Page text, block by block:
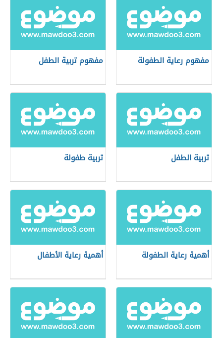
مفهوم رعاية الطفولة مفهوم تربية الطفل
تربية الطفل تربية طفولة
أهمية رعاية الطفولة أهمية رعاية الأطفال